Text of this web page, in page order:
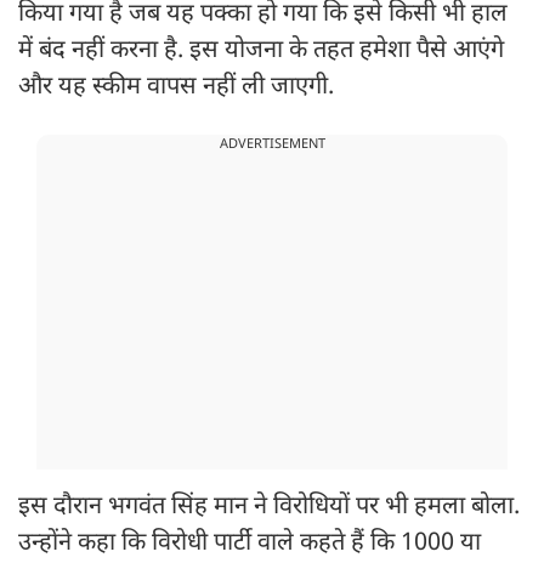
किया गया है जब यह पक्का हो गया कि इसे किसी भी हाल
में बंद नहीं करना है. इस योजना के तहत हमेशा पैसे आएंगे
और यह स्कीम वापस नहीं ली जाएगी.
ADVERTISEMENT
इस दौरान भगवंत सिंह मान ने विरोधियों पर भी हमला बोला.
उन्होंने कहा कि विरोधी पार्टी वाले कहते हैं कि 1000 या